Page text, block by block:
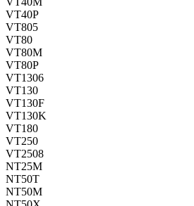
VT40P
VT805
VT80
VT80M
VT80P
VT1306
VT130
VT130F
VT130K
VT180
VT250
VT2508
NT25M
NT50T
NT50M